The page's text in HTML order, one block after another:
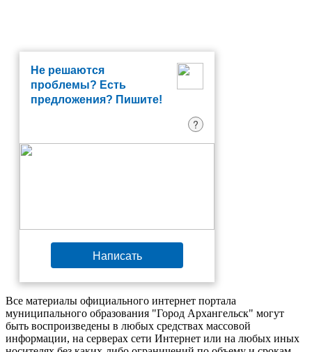
Не решаются
проблемы? Есть
предложения? Пишите!
?
Написать
Все материалы официального интернет портала
муниципального образования "Город Архангельск" могут
быть воспроизведены в любых средствах массовой
информации, на серверах сети Интернет или на любых иных